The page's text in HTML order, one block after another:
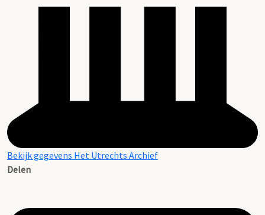
Bekijk gegevens Het Utrechts Archief
Delen